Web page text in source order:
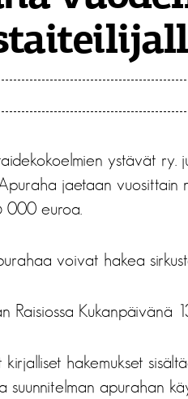
ystävät ry.
jaetaan
000 euroa.
voivat hakea
Raisiossa Kukanpäivänä
kirjalliset hakemukset
suunnitelman apurahan